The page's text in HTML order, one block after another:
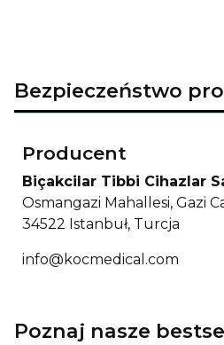
Bezpieczeństwo
Producent
Biçakcilar Tibbi Cihazlar
Osmangazi Mahallesi, Gazi
34522 Istanbuł, Turcja
info@kocmedical.com
Poznaj nasze